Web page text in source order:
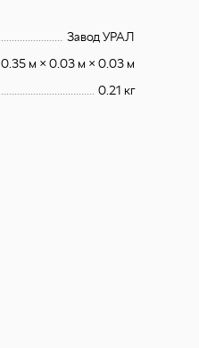
Завод УРАЛ
0.35 м × 0.03 м × 0.03 м
0.21 кг